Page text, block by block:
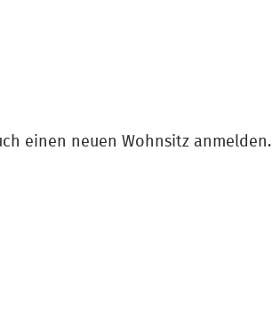
einen neuen Wohnsitz anmelden.